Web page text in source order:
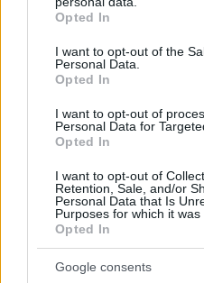
grant or deny consent to
use your data for below
consent section.
Opted In
I want to opt-out of the
Personal Data.
Opted In
I want to opt-out of
Personal Data for
Opted In
I want to opt-out of
Retention, Sale, and/or
Personal Data that Is
Purposes for which it was
Opted In
Google consents